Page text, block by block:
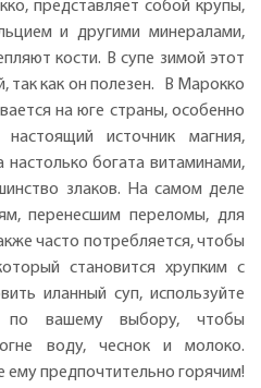
представляет собой крупы,
и другими минералами,
кости. В супе зимой этот
так как он полезен. В Марокко
на юге страны, особенно
источник магния,
богата витаминами,
злаков. На самом деле
перенесшим переломы, для
часто потребляется, чтобы
становится хрупким с
иланный суп, используйте
вашему выбору, чтобы
воду, чеснок и молоко.
ему предпочтительно горячим!